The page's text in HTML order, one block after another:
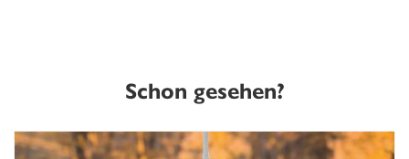
Schon gesehen?